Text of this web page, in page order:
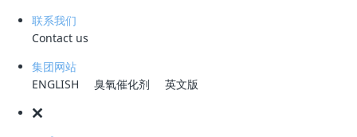
联系我们
Contact us
集团网站
ENGLISH
臭氧催化剂 英文版
理成为了亟待解决的问题。
高含油酸性水的处理难点在于其复杂的成分和含量波动大的特点。焦粉含
量高且粒径分布小、含油量高、乳化油的存在，以及硫化物、氨氮和酚类